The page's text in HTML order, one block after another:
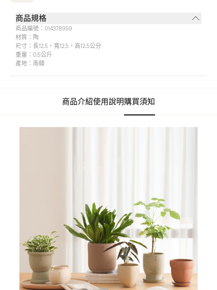
商品規格
商品編號： 014378959
材質： 陶
尺寸： 長12.5，寬12.5，高12.5公分
重量： 0.5公斤
產地： 南韓
商品介紹使用說明購買須知